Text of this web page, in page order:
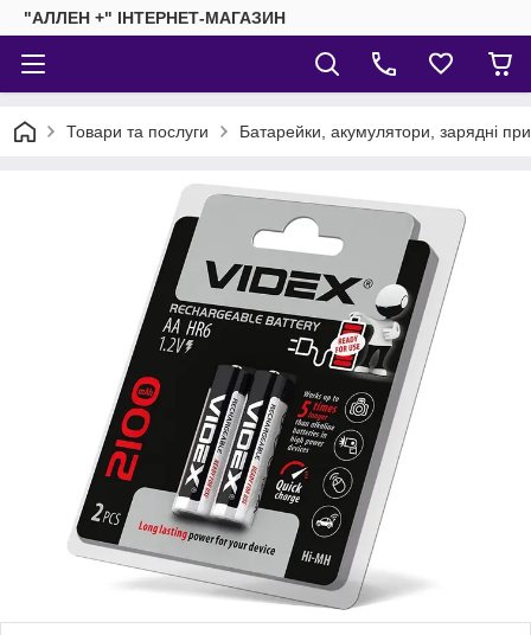
"АЛЛЕН +" ІНТЕРНЕТ-МАГАЗИН
Товари та послуги Батарейки, акумулятори, зарядні